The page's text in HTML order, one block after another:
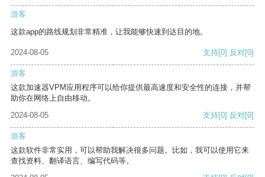
游客
这款app的路线规划非常精准，让我能够快速到达目的地。
2024-08-05 支持[0] 反对[0]
游客
这款加速器VPM应用程序可以给你提供最高速度和安全性的连接，并帮
助你在网络上自由移动。
2024-08-05
支持[0] 反对[0]
游客
这款软件非常实用，可以帮助我解决很多问题。比如，我可以使用它来
查找资料、翻译语言、编写代码等。